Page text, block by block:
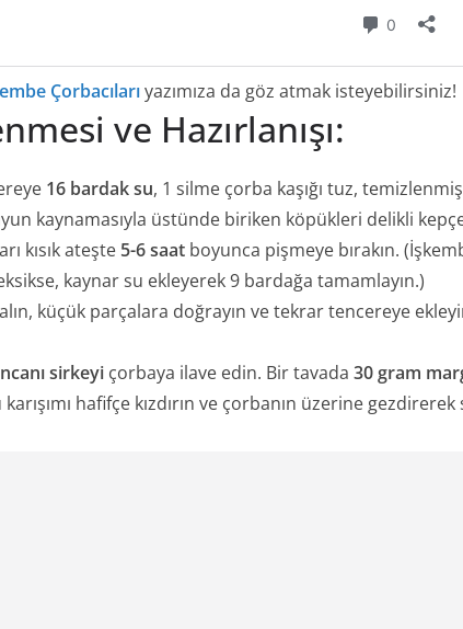
Çorbacılarıyazımıza da göz atmak isteyebilirsiniz!
ve Hazırlanışı:
16 bardak su, 1 silme çorba kaşığı tuz,
kaynamasıyla üstünde biriken köpükleri delikli kepçe
kısık ateşte 5-6 saat boyunca pişmeye bırakın.
kaynar su ekleyerek 9 bardağa tamamlayın.)
küçük parçalara doğrayın ve tekrar tencereye
sirkeyi çorbaya ilave edin. Bir tavada 30 gram
hafifçe kızdırın ve çorbanın üzerine gezdirerek